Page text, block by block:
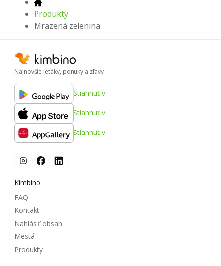
Produkty
Mrazená zelenina
Najnovšie letáky, ponuky a zľavy
Stiahnuť v
Stiahnuť v
Stiahnuť v
Kimbino
FAQ
Kontakt
Nahlásiť obsah
Mestá
Produkty